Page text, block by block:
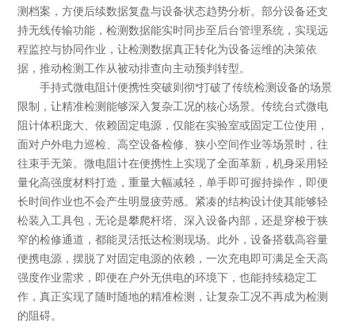
测档案，方便后续数据复盘与设备状态趋势分析。部分设备还支
持无线传输功能，检测数据能实时同步至后台管理系统，实现远
程监控与协同作业，让检测数据真正转化为设备运维的决策依
据，推动检测工作从被动排查向主动预判转型。
手持式微电阻计便携性突破则彻*打破了传统检测设备的场景
限制，让精准检测能够深入复杂工况的核心场景。传统台式微电
阻计体积庞大、依赖固定电源，仅能在实验室或固定工位使用，
面对户外电力巡检、高空设备检修、狭小空间作业等场景时，往
往束手无策。微电阻计在便携性上实现了全面革新，机身采用轻
量化高强度材料打造，重量大幅减轻，单手即可握持操作，即便
长时间作业也不会产生明显疲劳感。紧凑的结构设计使其能够轻
松装入工具包，无论是攀爬杆塔、深入设备内部，还是穿梭于狭
窄的检修通道，都能灵活抵达检测现场。此外，设备搭载高容量
便携电源，摆脱了对固定电源的依赖，一次充电即可满足全天高
强度作业需求，即便在户外无供电的环境下，也能持续稳定工
作，真正实现了随时随地的精准检测，让复杂工况不再成为检测
的阻碍。